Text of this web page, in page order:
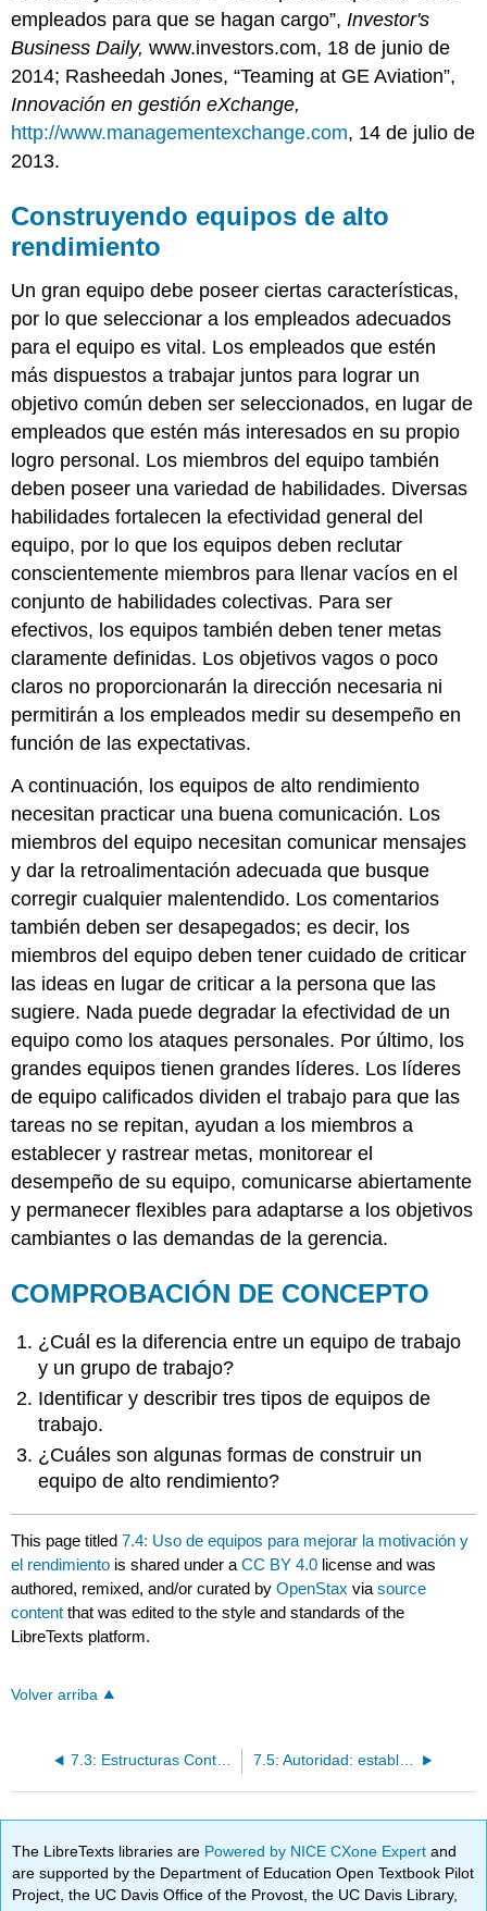
empleados para que se hagan cargo”,Investor's
Business Daily, www.investors.com, 18 de junio de
2014; Rasheedah Jones, “Teaming at GE Aviation”,
Innovación en gestión eXchange,
http://www.managementexchange.com, 14 de julio de
2013.
Construyendo equipos de alto
rendimiento
Un gran equipo debe poseer ciertas características,
por lo que seleccionar a los empleados adecuados
para el equipo es vital. Los empleados que estén
más dispuestos a trabajar juntos para lograr un
objetivo común deben ser seleccionados, en lugar de
empleados que estén más interesados en su propio
logro personal. Los miembros del equipo también
deben poseer una variedad de habilidades. Diversas
habilidades fortalecen la efectividad general del
equipo, por lo que los equipos deben reclutar
conscientemente miembros para llenar vacíos en el
conjunto de habilidades colectivas. Para ser
efectivos, los equipos también deben tener metas
claramente definidas. Los objetivos vagos o poco
claros no proporcionarán la dirección necesaria ni
permitirán a los empleados medir su desempeño en
función de las expectativas.
A continuación, los equipos de alto rendimiento
necesitan practicar una buena comunicación. Los
miembros del equipo necesitan comunicar mensajes
y dar la retroalimentación adecuada que busque
corregir cualquier malentendido. Los comentarios
también deben ser desapegados; es decir, los
miembros del equipo deben tener cuidado de criticar
las ideas en lugar de criticar a la persona que las
sugiere. Nada puede degradar la efectividad de un
equipo como los ataques personales. Por último, los
grandes equipos tienen grandes líderes. Los líderes
de equipo calificados dividen el trabajo para que las
tareas no se repitan, ayudan a los miembros a
establecer y rastrear metas, monitorear el
desempeño de su equipo, comunicarse abiertamente
y permanecer flexibles para adaptarse a los objetivos
cambiantes o las demandas de la gerencia.
COMPROBACIÓN DE CONCEPTO
¿Cuál es la diferencia entre un equipo de trabajo
y un grupo de trabajo?
Identificar y describir tres tipos de equipos de
trabajo.
¿Cuáles son algunas formas de construir un
equipo de alto rendimiento?
This page titled7.4: Uso de equipos para mejorar la motivación y
el rendimiento is shared under aCC BY 4.0 license and was
authored, remixed, and/or curated byOpenStax viasource
content that was edited to the style and standards of the
LibreTexts platform.
Volver arriba
7.3: Estructuras Contemporáneas
The LibreTexts libraries are Powered by NICE CXone Expertand
are supported by the Department of Education Open Textbook Pilot
Project, the UC Davis Office of the Provost, the UC Davis Library,